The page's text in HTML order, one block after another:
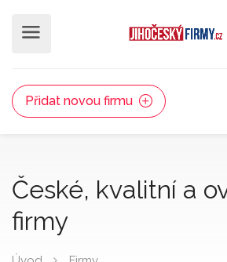
Přidat novou firmu
České, kvalitní a
firmy